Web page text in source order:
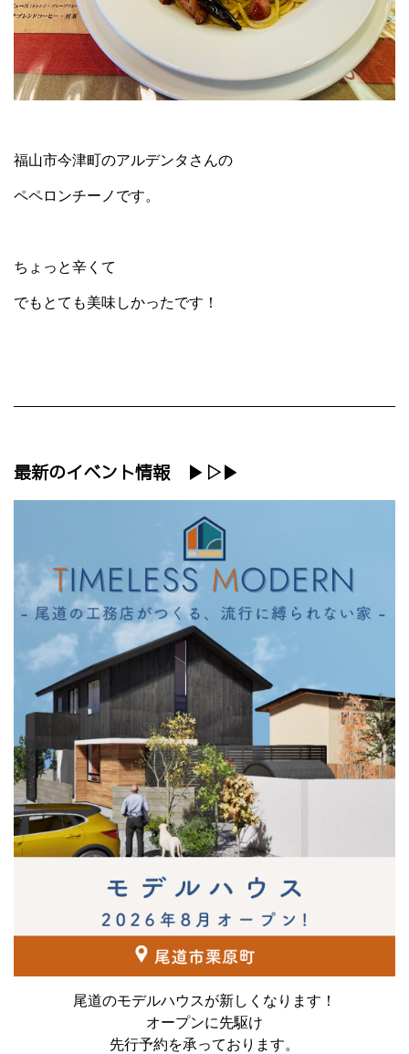
福山市今津町のアルデンタさんの
ペペロンチーノです。
ちょっと辛くて
でもとても美味しかったです！
最新のイベント情報 ▶▷▶
尾道のモデルハウスが新しくなります！
オープンに先駆け
先行予約を承っております。